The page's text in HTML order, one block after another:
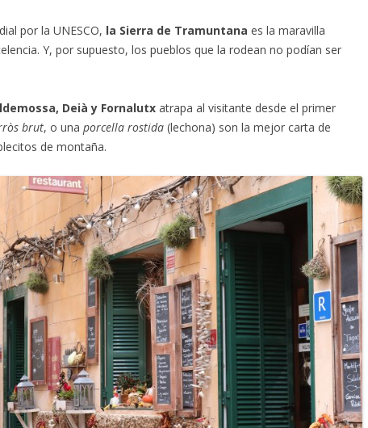
por la UNESCO, la Sierra de Tramuntana es la maravilla
Y, por supuesto, los pueblos que la rodean no podían ser
Deià y Fornalutx atrapa al visitante desde el primer
brut, o una porcella rostida (lechona) son la mejor carta de
de montaña.